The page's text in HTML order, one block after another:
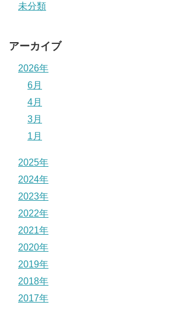
未分類
アーカイブ
2026年
6月
4月
3月
1月
2025年
2024年
2023年
2022年
2021年
2020年
2019年
2018年
2017年